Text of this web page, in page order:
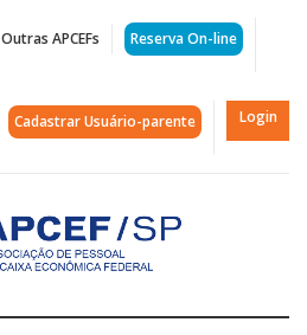
Outras APCEFs Reserva On-line
Cadastrar Usuário-parente Login